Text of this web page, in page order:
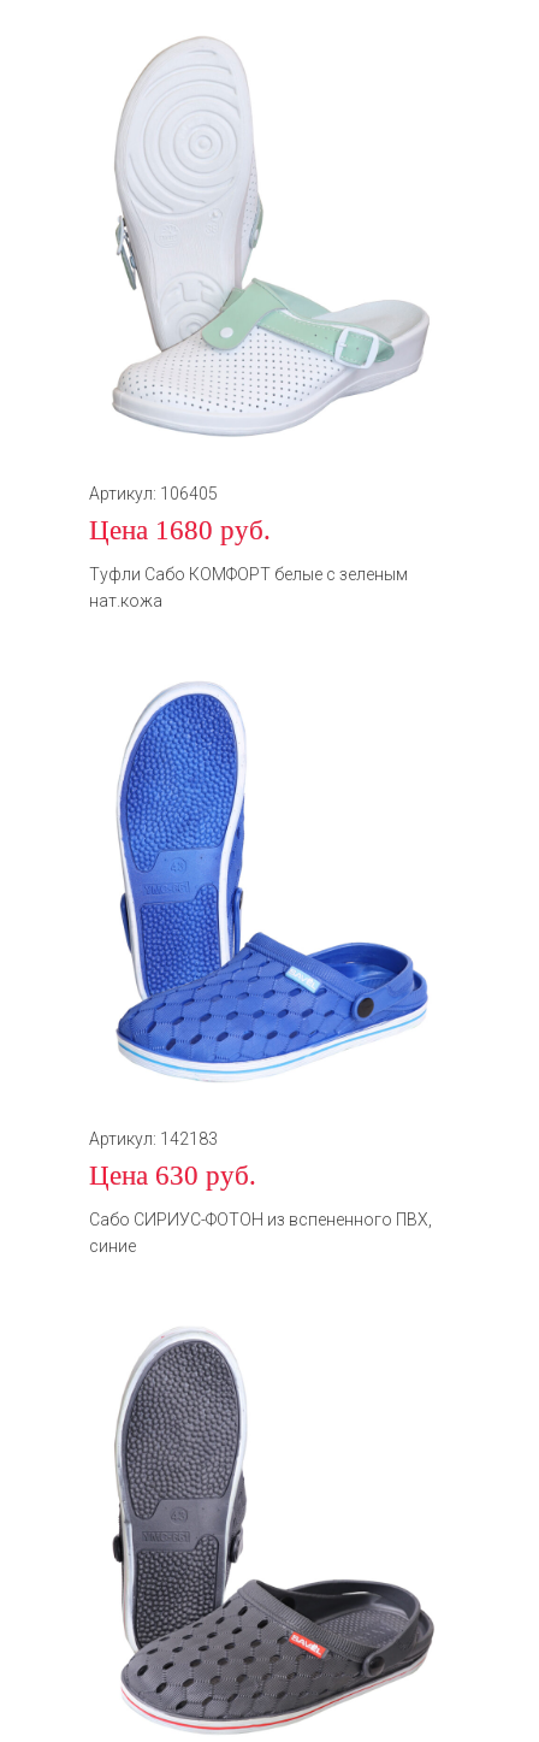
Артикул: 106405
Цена 1680 руб.
Туфли Сабо КОМФОРТ белые с зеленым
нат.кожа
Артикул: 142183
Цена 630 руб.
Сабо СИРИУС-ФОТОН из вспененного ПВХ,
синие